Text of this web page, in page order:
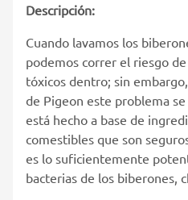
Descripción:
Cuando lavamos los
podemos correr el riesgo
tóxicos dentro; sin
de Pigeon este problema
está hecho a base de
comestibles que son
es lo suficientemente
bacterias de los biberones,